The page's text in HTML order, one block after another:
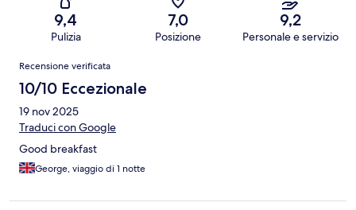
9,4
Pulizia
7,0
Posizione
9,2
Personale e servizio
Recensioni
Recensione verificata
10/10 Eccezionale
19 nov 2025
Traduci con Google
Good breakfast
George, viaggio di 1 notte